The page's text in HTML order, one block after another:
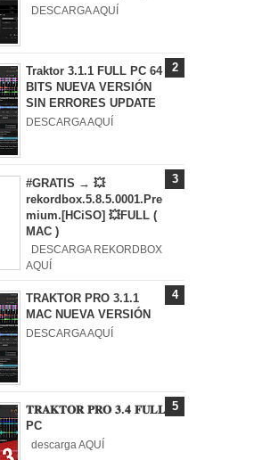
DESCARGA AQUÍ
Traktor 3.1.1 FULL PC 64
BITS NUEVA VERSIÓN
SIN ERRORES UPDATE
DESCARGA AQUÍ
#GRATIS → 💥
rekordbox.5.8.5.0001.Pre
mium.[HCiSO] 💥FULL (
MAC )
DESCARGA REKORDBOX
AQUÍ
TRAKTOR PRO 3.1.1
MAC NUEVA VERSIÓN
DESCARGA AQUÍ
𝐓𝐑𝐀𝐊𝐓𝐎𝐑 𝐏𝐑𝐎 𝟑.𝟒 𝐅𝐔𝐋𝐋
PC
descarga AQUÍ